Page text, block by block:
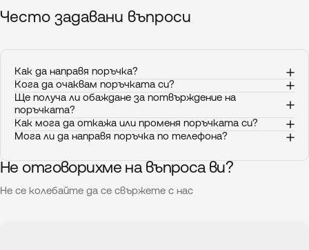
Често задавани въпроси
Как да направя поръчка?
Кога да очаквам поръчката си?
Ще получа ли обаждане за потвърждение на
поръчката?
Как мога да откажа или променя поръчката си?
Мога ли да направя поръчка по телефона?
Не отговорихме на въпроса ви?
Не се колебайте да се свържете с нас